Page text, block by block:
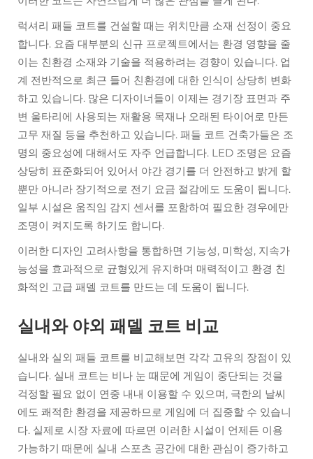
럭셔리 패들 코트를 건설할 때는 위치만큼 소재 선정이 중요
합니다. 요즘 대부분의 신규 프로젝트에서는 환경 영향을 줄
이는 친환경 소재와 기술을 적용하려는 경향이 있습니다. 업
계 전반적으로 최근 들어 친환경에 대한 인식이 상당히 변화
하고 있습니다. 많은 디자이너들이 이제는 경기장 표면과 주
변 울타리에 사용되는 재활용 목재나 오래된 타이어로 만든
고무 재질 등을 추천하고 있습니다. 패들 코트 건축가들은 조
명의 중요성에 대해서도 자주 언급합니다. LED 조명은 요즘
상당히 표준화되어 있어서 야간 경기를 더 안전하고 밝게 할
뿐만 아니라 장기적으로 전기 요금 절감에도 도움이 됩니다.
일부 시설은 움직임 감지 센서를 포함하여 필요한 경우에만
조명이 켜지도록 하기도 합니다.
이러한 디자인 고려사항을 통합하면 기능성, 미학성, 지속가
능성을 효과적으로 균형있게 유지하며 매력적이고 환경 친
화적인 고급 패델 코트를 만드는 데 도움이 됩니다.
실내와 야외 패델 코트 비교
실내와 실외 패들 코트를 비교해보면 각각 고유의 장점이 있
습니다. 실내 코트는 비나 눈 때문에 게임이 중단되는 것을
걱정할 필요 없이 연중 내내 이용할 수 있으며, 극한의 날씨
에도 쾌적한 환경을 제공하므로 게임에 더 집중할 수 있습니
다. 실제로 시장 자료에 따르면 이러한 시설이 언제든 이용
가능하기 때문에 실내 스포츠 공간에 대한 관심이 증가하고